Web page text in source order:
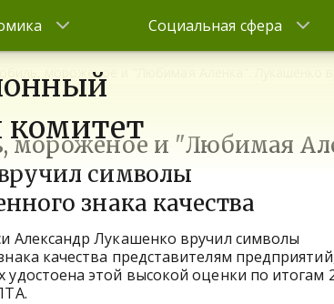
Социальная сфера
комитет
мороженое и "Любимая Аленка". Лукашенко
мороженое и "Любимая
символы
знака качества
Александр Лукашенко вручил символы
качества представителям
удостоена этой высокой оценки по итогам